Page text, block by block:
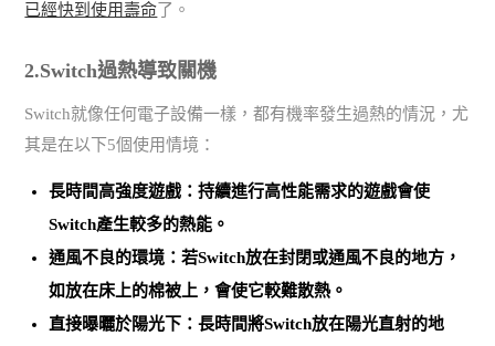
已經快到使用壽命 了。
2.Switch過熱導致關機
Switch就像任何電子設備一樣，都有機率發生過熱的情況，尤
其是在以下5個使用情境：
長時間高強度遊戲：持續進行高性能需求的遊戲會使
Switch產生較多的熱能。
通風不良的環境：若Switch放在封閉或通風不良的地方，
如放在床上的棉被上，會使它較難散熱。
直接曝曬於陽光下：長時間將Switch放在陽光直射的地